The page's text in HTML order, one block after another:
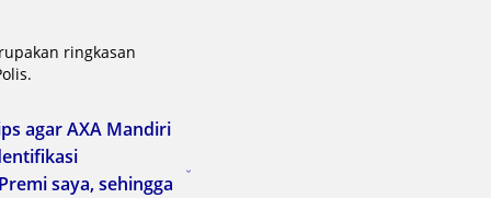
ringkasan
agar AXA Mandiri
saya, sehingga